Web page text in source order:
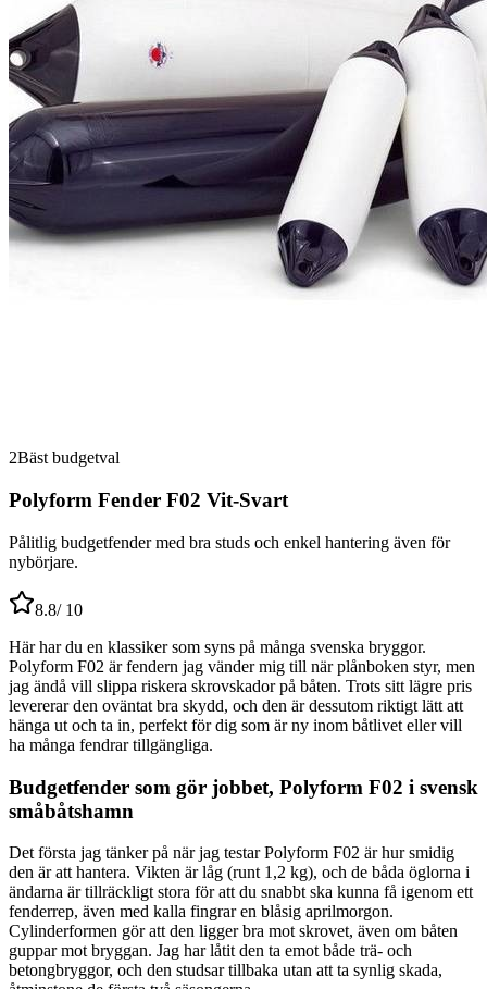
2Bäst budgetval
Polyform Fender F02 Vit-Svart
Pålitlig budgetfender med bra studs och enkel hantering även för
nybörjare.
8.8/ 10
Här har du en klassiker som syns på många svenska bryggor.
Polyform F02 är fendern jag vänder mig till när plånboken styr, men
jag ändå vill slippa riskera skrovskador på båten. Trots sitt lägre pris
levererar den oväntat bra skydd, och den är dessutom riktigt lätt att
hänga ut och ta in, perfekt för dig som är ny inom båtlivet eller vill
ha många fendrar tillgängliga.
Budgetfender som gör jobbet, Polyform F02 i svensk
småbåtshamn
Det första jag tänker på när jag testar Polyform F02 är hur smidig
den är att hantera. Vikten är låg (runt 1,2 kg), och de båda öglorna i
ändarna är tillräckligt stora för att du snabbt ska kunna få igenom ett
fenderrep, även med kalla fingrar en blåsig aprilmorgon.
Cylinderformen gör att den ligger bra mot skrovet, även om båten
guppar mot bryggan. Jag har låtit den ta emot både trä- och
betongbryggor, och den studsar tillbaka utan att ta synlig skada,